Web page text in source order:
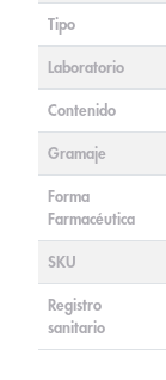
Tipo
Laboratorio
Contenido
Gramaje
Forma
Farmacéutica
SKU
Registro
sanitario